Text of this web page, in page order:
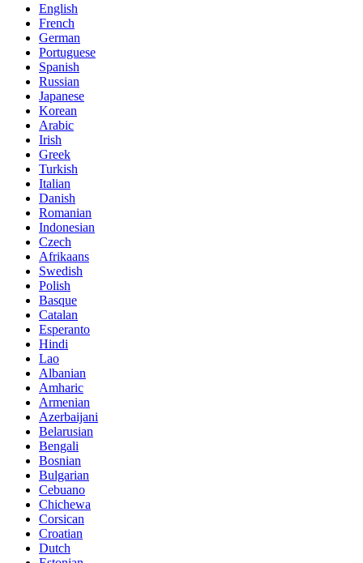
English
French
German
Portuguese
Spanish
Russian
Japanese
Korean
Arabic
Irish
Greek
Turkish
Italian
Danish
Romanian
Indonesian
Czech
Afrikaans
Swedish
Polish
Basque
Catalan
Esperanto
Hindi
Lao
Albanian
Amharic
Armenian
Azerbaijani
Belarusian
Bengali
Bosnian
Bulgarian
Cebuano
Chichewa
Corsican
Croatian
Dutch